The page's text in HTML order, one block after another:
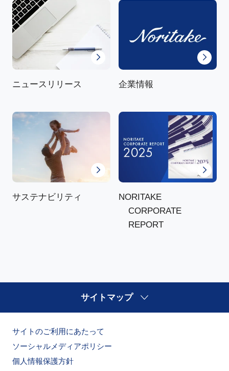
ニュースリリース 企業情報
サステナビリティ
NORITAKE
CORPORATE
REPORT
サイトマップ
サイトのご利用にあたって
ソーシャルメディアポリシー
個人情報保護方針